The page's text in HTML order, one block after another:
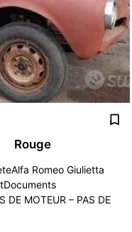
Rouge
Romeo Giulietta
MOTEUR – PAS DE